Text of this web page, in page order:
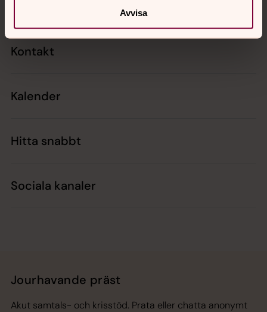
Avvisa
Kontakt
Kalender
Hitta snabbt
Sociala kanaler
Jourhavande präst
Akut samtals- och krisstöd. Prata eller chatta anonymt